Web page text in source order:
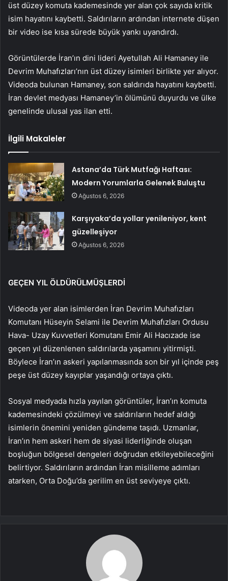
üst düzey komuta kademesinde yer alan çok sayıda kritik
isim hayatını kaybetti. Saldırıların ardından internete düşen
bir video ise kısa sürede büyük yankı uyandırdı.
Görüntülerde İran’ın dini lideri Ayetullah Ali Hamaney ile
Devrim Muhafızları’nın üst düzey isimleri birlikte yer alıyor.
Videoda bulunan Hamaney, son saldırıda hayatını kaybetti.
İran devlet medyası Hamaney’in ölümünü duyurdu ve ülke
genelinde ulusal yas ilan etti.
İlgili Makaleler
Astana’da Türk Mutfağı Haftası:
Modern Yorumlarla Gelenek Buluştu
Ağustos 6, 2026
Karşıyaka’da yollar yenileniyor, kent
güzelleşiyor
Ağustos 6, 2026
GEÇEN YIL ÖLDÜRÜLMÜŞLERDİ
Videoda yer alan isimlerden İran Devrim Muhafızları
Komutanı Hüseyin Selami ile Devrim Muhafızları Ordusu
Hava- Uzay Kuvvetleri Komutanı Emir Ali Hacızade ise
geçen yıl düzenlenen saldırılarda yaşamını yitirmişti.
Böylece İran’ın askeri yapılanmasında son bir yıl içinde peş
peşe üst düzey kayıplar yaşandığı ortaya çıktı.
Sosyal medyada hızla yayılan görüntüler, İran’ın komuta
kademesindeki çözülmeyi ve saldırıların hedef aldığı
isimlerin önemini yeniden gündeme taşıdı. Uzmanlar,
İran’ın hem askeri hem de siyasi liderliğinde oluşan
boşluğun bölgesel dengeleri doğrudan etkileyebileceğini
belirtiyor. Saldırıların ardından İran misilleme adımları
atarken, Orta Doğu’da gerilim en üst seviyeye çıktı.